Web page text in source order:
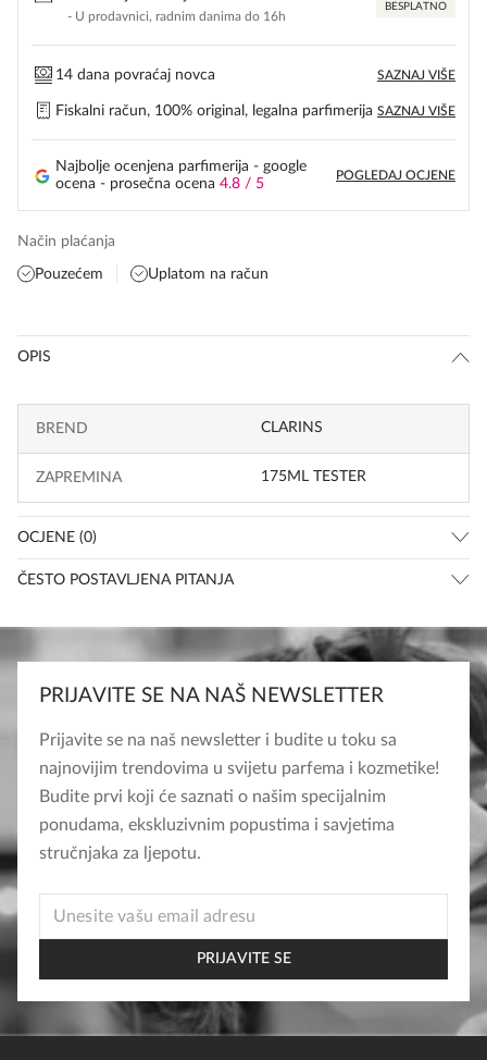
- U prodavnici, radnim danima do 16h
BESPLATNO
14 dana povraćaj novca SAZNAJ VIŠE
Fiskalni račun, 100% original, legalna parfimerija SAZNAJ VIŠE
Najbolje ocenjena parfimerija - google
ocena - prosečna ocena 4.8 / 5
POGLEDAJ OCJENE
Način plaćanja
Pouzećem Uplatom na račun
OPIS
BREND CLARINS
ZAPREMINA 175ML TESTER
OCJENE (0)
ČESTO POSTAVLJENA PITANJA
PRIJAVITE SE NA NAŠ NEWSLETTER
Prijavite se na naš newsletter i budite u toku sa
najnovijim trendovima u svijetu parfema i kozmetike!
Budite prvi koji će saznati o našim specijalnim
ponudama, ekskluzivnim popustima i savjetima
stručnjaka za ljepotu.
EMAIL
PRIJAVITE SE